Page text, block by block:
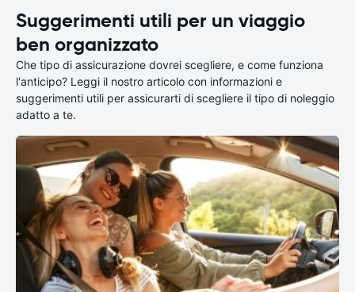
Suggerimenti utili per un viaggio
ben organizzato
Che tipo di assicurazione dovrei scegliere, e come funziona
l'anticipo? Leggi il nostro articolo con informazioni e
suggerimenti utili per assicurarti di scegliere il tipo di noleggio
adatto a te.